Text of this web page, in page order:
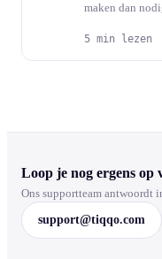
maken dan
5 min lezen
Loop je nog ergens op
Ons supportteam antwoordt
support@tiqqo.com